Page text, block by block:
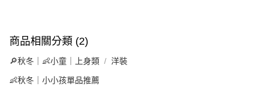
商品相關分類 (2)
🔎秋冬｜👶小童｜上身類 洋裝
👶秋冬｜小小孩單品推薦